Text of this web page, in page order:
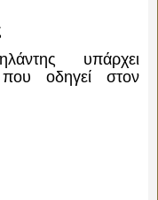
υπάρχει
οδηγεί στον